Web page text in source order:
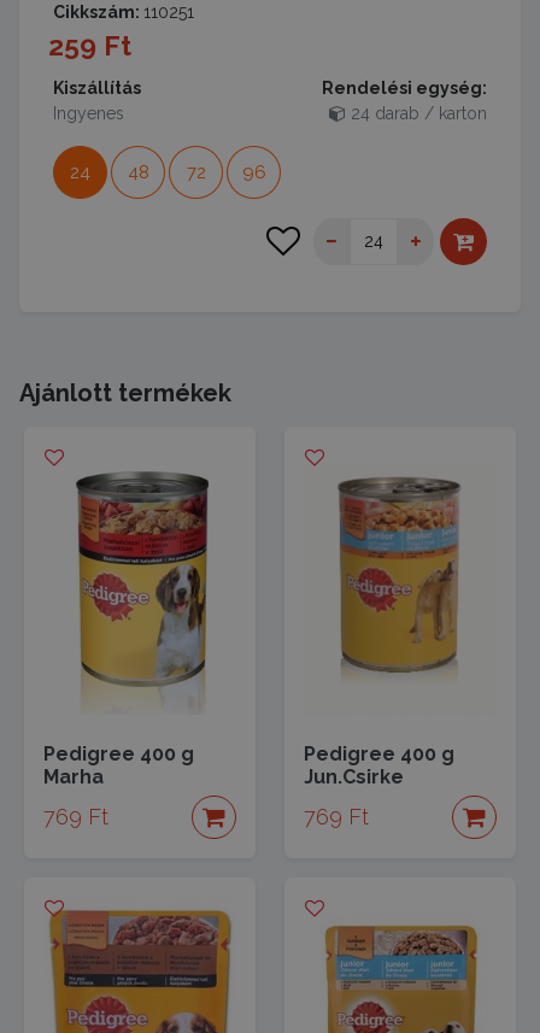
Cikkszám: 110251
259 Ft
Kiszállítás
Ingyenes
Rendelési egység:
24 darab / karton
24 48 72 96
Ajánlott termékek
Pedigree 400 g
Marha
769 Ft
Pedigree 400 g
Jun.Csirke
769 Ft